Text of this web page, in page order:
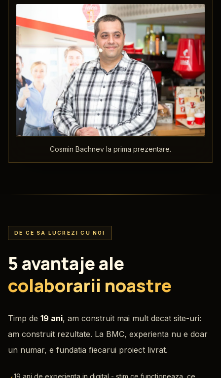
Cosmin Bachnev la prima prezentare.
DE CE SA LUCREZI CU NOI
5 avantaje ale
colaborarii noastre
Timp de 19 ani, am construit mai mult decat site-uri:
am construit rezultate. La BMC, experienta nu e doar
un numar, e fundatia fiecarui proiect livrat.